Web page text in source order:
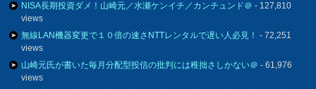
NISA長期投資ダメ！山崎元／水瀬ケンイチ／カンチュンド＠- 127,810
views
無線LAN機器変更で１０倍の速さNTTレンタルで遅い人必見！- 72,251
views
山崎元氏が書いた毎月分配型投信の批判には稚拙さしかない＠- 61,976
views